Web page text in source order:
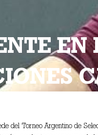
EN
del Torneo Argentino de